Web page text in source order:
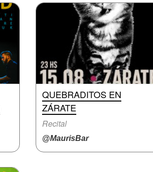
QUEBRADITOS EN
ZÁRATE
Recital
@MaurisBar